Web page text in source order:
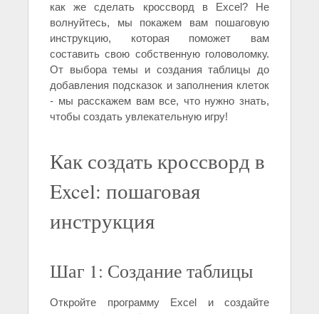
как же сделать кроссворд в Excel? Не
волнуйтесь, мы покажем вам пошаговую
инструкцию, которая поможет вам
составить свою собственную головоломку.
От выбора темы и создания таблицы до
добавления подсказок и заполнения клеток
- мы расскажем вам все, что нужно знать,
чтобы создать увлекательную игру!
Как создать кроссворд в
Excel: пошаговая
инструкция
Шаг 1: Создание таблицы
Откройте программу Excel и создайте